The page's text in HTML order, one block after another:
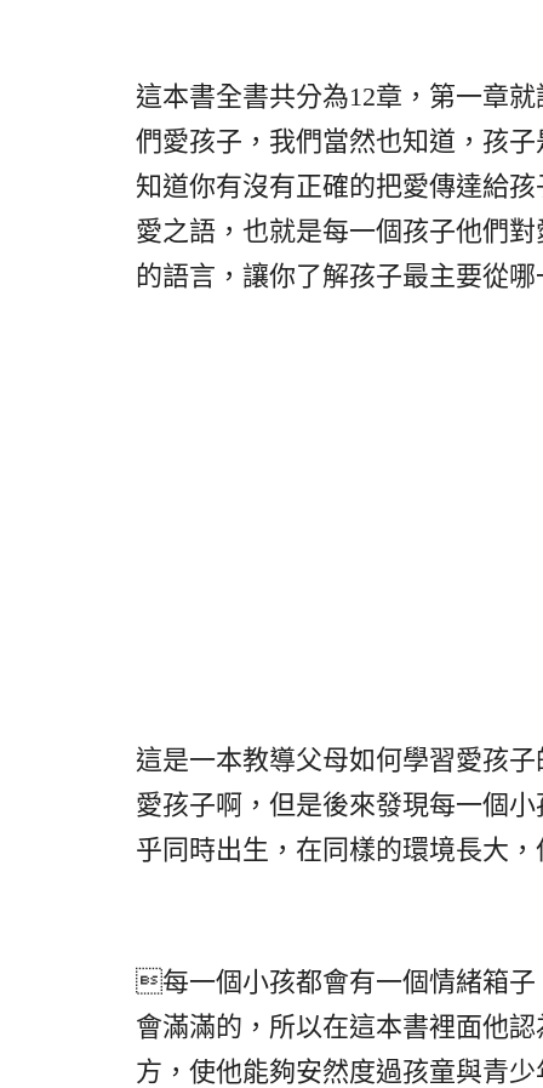
這本書全書共分為12章，第一章
們愛孩子，我們當然也知道，孩
知道你有沒有正確的把愛傳達給
愛之語，也就是每一個孩子他們
的語言，讓你了解孩子最主要從
這是一本教導父母如何學習愛孩
愛孩子啊，但是後來發現每一個
乎同時出生，在同樣的環境長大
每一個小孩都會有一個情緒箱
會滿滿的，所以在這本書裡面他
方，使他能夠安然度過孩童與青